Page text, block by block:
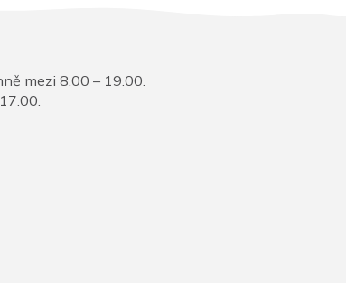
mezi 8.00 – 19.00.